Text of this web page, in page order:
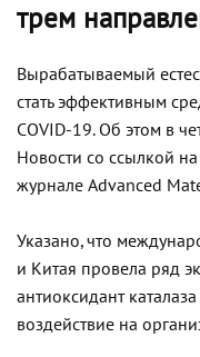
трем
Вырабатываемый
стать эффективным
COVID-19. Об этом в
Новости со ссылкой
журнале Advanced
Указано, что
и Китая провела ряд
антиоксидант
воздействие на